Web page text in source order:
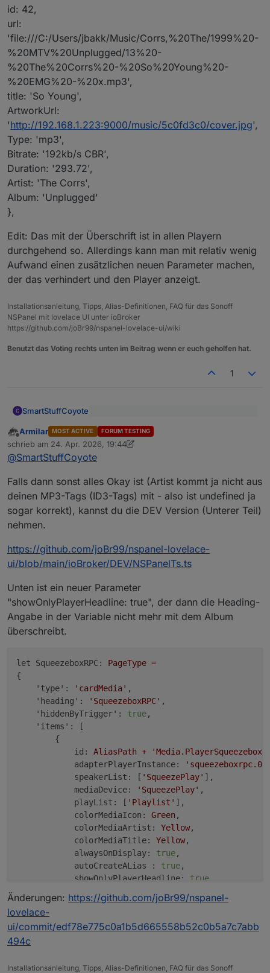
id: 42,
url:
'file:///C:/Users/jbakk/Music/Corrs,%20The/1999%20-
%20MTV%20Unplugged/13%20-
%20The%20Corrs%20-%20So%20Young%20-
%20EMG%20-%20x.mp3',
title: 'So Young',
ArtworkUrl:
'http://192.168.1.223:9000/music/5c0fd3c0/cover.jpg',
Type: 'mp3',
Bitrate: '192kb/s CBR',
Duration: '293.72',
Artist: 'The Corrs',
Album: 'Unplugged'
},
Edit: Das mit der Überschrift ist in allen Playern
durchgehend so. Allerdings kann man mit relativ wenig
Aufwand einen zusätzlichen neuen Parameter machen,
der das verhindert und den Player anzeigt.
Installationsanleitung, Tipps, Alias-Definitionen, FAQ für das Sonoff
NSPanel mit lovelace UI unter ioBroker
https://github.com/joBr99/nspanel-lovelace-ui/wiki
Benutzt das Voting rechts unten im Beitrag wenn er euch geholfen hat.
1
SmartStuffCoyote
und ersetze den durch
Die Zeitanzeige ist jetzt permanent da, das
hat geklappt. Jetzt ist die Frage, was das
"undefined|A Curious Thing" soll. (Und dass
das Album in der Überschrift und im "Text"
angezeigt wird, ist echt gewollt? Beim Lyrion
Media Server wäre mir persönlich der Name
des Players lieber.
Nachtrag:
let lmstracklist =
...
Hm.
{
  index: 5,
  id: 26429,
  title: 'No Roots',
ArtworkUrl: 'http://
  Type: 'mp3',
"Artist" gibt es da nicht. Fix:
Jetzt ist es umgekehrt, jetzt fliegt der Text
alle 10 Sekunden mal weg und da steht dann
für einen Moment nur "No Roots".
Offline
Armilar MOST ACTIVE FORUM TESTING
schrieb am 24. Apr. 2026, 19:44
zuletzt editiert von Armilar
@SmartStuffCoyote
Falls dann sonst alles Okay ist (Artist kommt ja nicht aus
deinen MP3-Tags (ID3-Tags) mit - also ist undefined ja
sogar korrekt), kannst du die DEV Version (Unterer Teil)
nehmen.
https://github.com/joBr99/nspanel-lovelace-
ui/blob/main/ioBroker/DEV/NSPanelTs.ts
Unten ist ein neuer Parameter
"showOnlyPlayerHeadline: true", der dann die Heading-
Angabe in der Variable nicht mehr mit dem Album
überschreibt.
let SqueezeboxRPC: PageType =
{
'type':
'cardMedia' ,
'heading':
'SqueezeboxRPC' ,
'hiddenByTrigger':
true,
'items':
[
        {
id:
AliasPath +
adapterPlayerInstance:
speakerList:
[ 'SqueezePlay' ],
mediaDevice:
'SqueezePlay' ,
playList:
[ 'Playlist' ],
colorMediaIcon:
Green ,
colorMediaArtist:
Yellow,
colorMediaTitle:
Yellow,
alwaysOnDisplay:
true,
autoCreateALias :
true,
showOnlyPlayerHeadline:
true
    ]
};
Änderungen: https://github.com/joBr99/nspanel-
lovelace-
ui/commit/edf78e775c0a1b5d665558b52c0b5a7c7abb
494c
Installationsanleitung, Tipps, Alias-Definitionen, FAQ für das Sonoff